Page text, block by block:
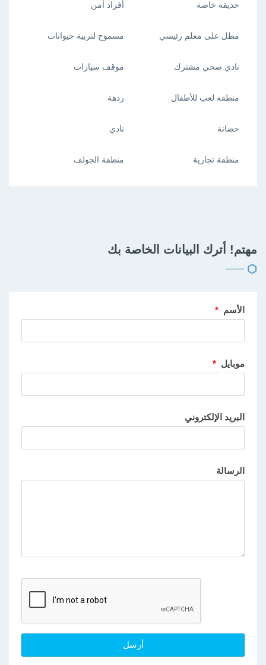
أفراد أمن حديقة خاصة
مسموح لتربية حيوانات مطل على معلم رئيسي
موقف سيارات نادي صحي مشترك
ردهة منطقه لعب للأطفال
نادي حضانة
منطقة الجولف منطقة تجارية
مهتم! أترك البيانات الخاصة بك
الأسم *
موبايل *
البريد الإلكتروني
الرسالة